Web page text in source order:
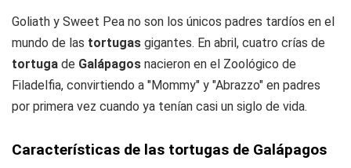
Goliath y Sweet Pea no son los únicos padres tardíos en el
mundo de las tortugas gigantes. En abril, cuatro crías de
tortuga de Galápagos nacieron en el Zoológico de
Filadelfia, convirtiendo a "Mommy" y "Abrazzo" en padres
por primera vez cuando ya tenían casi un siglo de vida.
Características de las tortugas de Galápagos